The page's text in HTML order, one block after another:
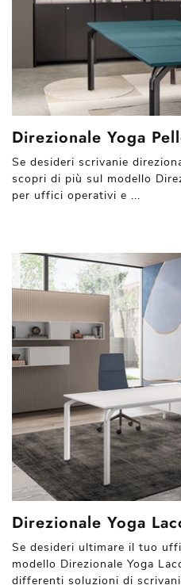
Direzionale Yoga
Se desideri scrivanie
scopri di più sul modello
per uffici operativi e ...
Direzionale Yoga
Se desideri ultimare il tuo
modello Direzionale Yoga
differenti soluzioni di